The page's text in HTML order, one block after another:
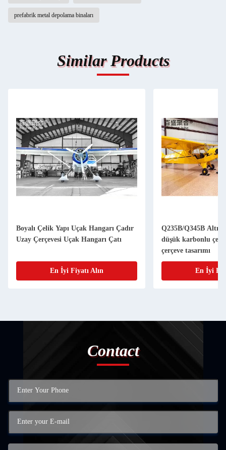
prefabrik metal depolama binaları
Similar Products
Boyalı Çelik Yapı Uçak Hangarı Çadır
Uzay Çerçevesi Uçak Hangarı Çatı
En İyi Fiyatı Alın
Q235B/Q345B Altın
düşük karbonlu
çerçeve tasarımı
En İyi
Contact